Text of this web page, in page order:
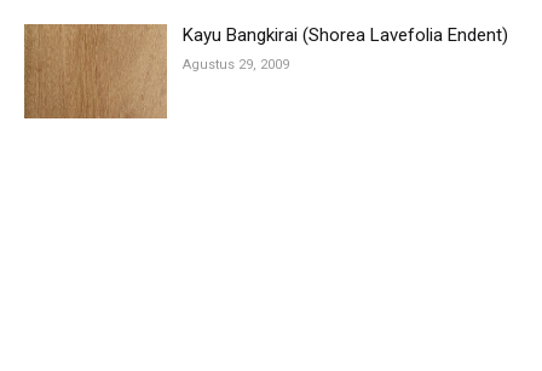
Kayu Bangkirai (Shorea Lavefolia Endent)
Agustus 29, 2009